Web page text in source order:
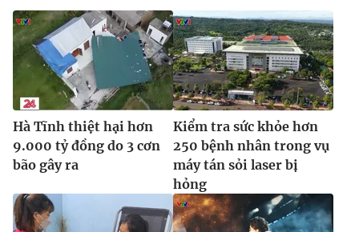
® Cấm sao chép dưới mọi hình thức nếu không có sự chấp
thuận bằng văn bản. Ghi rõ nguồn VTV.vn khi phát hành lại
thông tin từ website này.
Hà Tĩnh thiệt hại hơn
9.000 tỷ đồng do 3 cơn
bão gây ra
Kiểm tra sức khỏe hơn
250 bệnh nhân trong vụ
máy tán sỏi laser bị
hỏng